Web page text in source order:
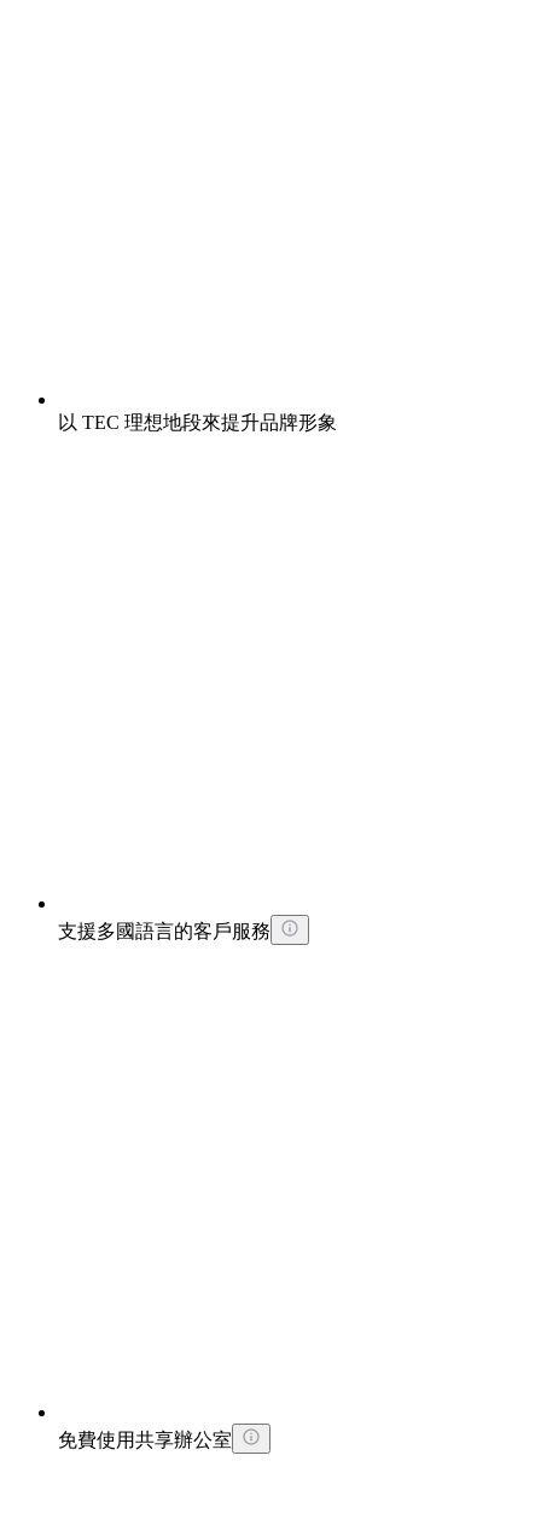
以 TEC 理想地段來提升品牌形象
支援多國語言的客戶服務
免費使用共享辦公室